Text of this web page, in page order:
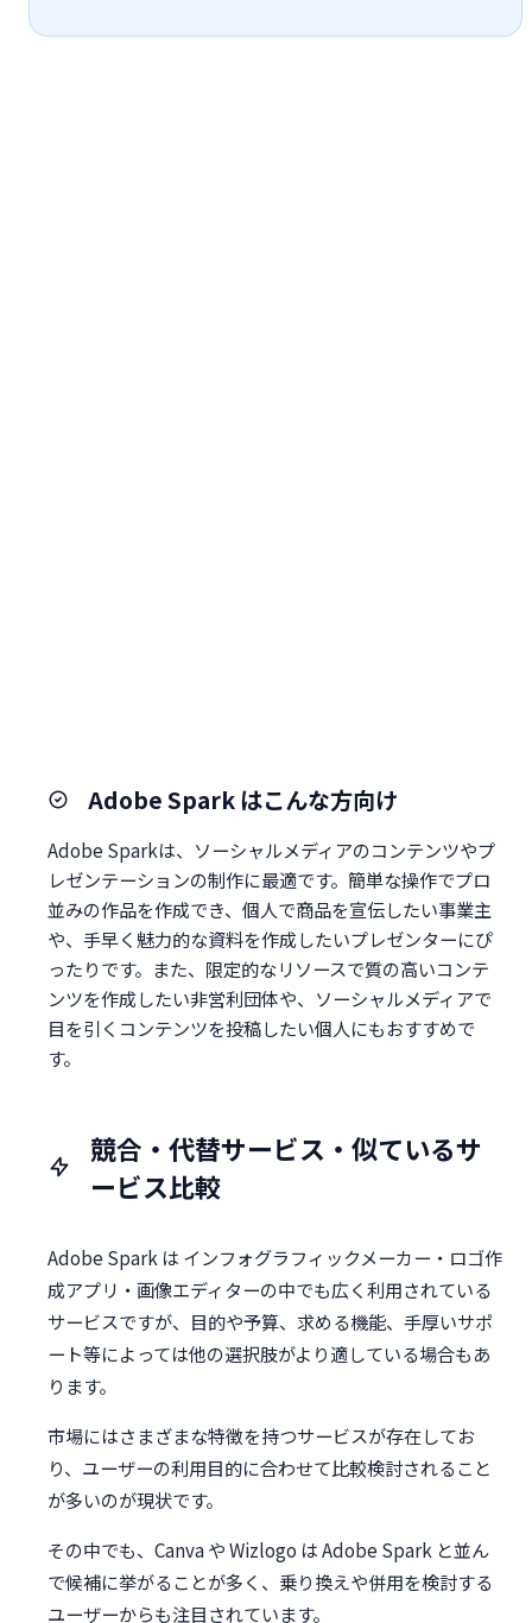
Adobe Spark はこんな方向け
Adobe Sparkは、ソーシャルメディアのコンテンツやプ
レゼンテーションの制作に最適です。簡単な操作でプロ
並みの作品を作成でき、個人で商品を宣伝したい事業主
や、手早く魅力的な資料を作成したいプレゼンターにぴ
ったりです。また、限定的なリソースで質の高いコンテ
ンツを作成したい非営利団体や、ソーシャルメディアで
目を引くコンテンツを投稿したい個人にもおすすめで
す。
競合・代替サービス・似ているサ
ービス比較
Adobe Spark は インフォグラフィックメーカー・ロゴ作
成アプリ・画像エディターの中でも広く利用されている
サービスですが、目的や予算、求める機能、手厚いサポ
ート等によっては他の選択肢がより適している場合もあ
ります。
市場にはさまざまな特徴を持つサービスが存在してお
り、ユーザーの利用目的に合わせて比較検討されること
が多いのが現状です。
その中でも、Canva や Wizlogo は Adobe Spark と並ん
で候補に挙がることが多く、乗り換えや併用を検討する
ユーザーからも注目されています。